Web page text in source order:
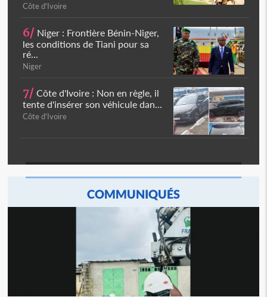
Côte d'Ivoire
6/ Niger : Frontière Bénin-Niger,
les conditions de Tiani pour sa
ré...
Niger
7/ Côte d'Ivoire : Non en règle, il
tente d'insérer son véhicule dan...
Côte d'Ivoire
COMMUNIQUÉS